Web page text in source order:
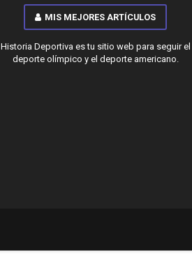
MIS MEJORES ARTÍCULOS
Historia Deportiva es tu sitio web para seguir el
deporte olímpico y el deporte americano.